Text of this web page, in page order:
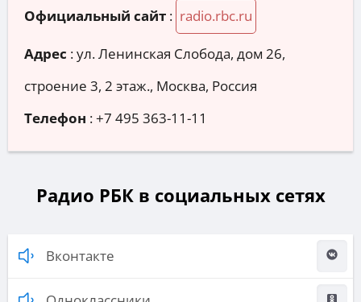
Официальный сайт : radio.rbc.ru
Адрес :ул. Ленинская Слобода, дом 26,
строение 3, 2 этаж., Москва, Россия
Телефон :+7 495 363-11-11
Радио РБК в социальных сетях
Вконтакте